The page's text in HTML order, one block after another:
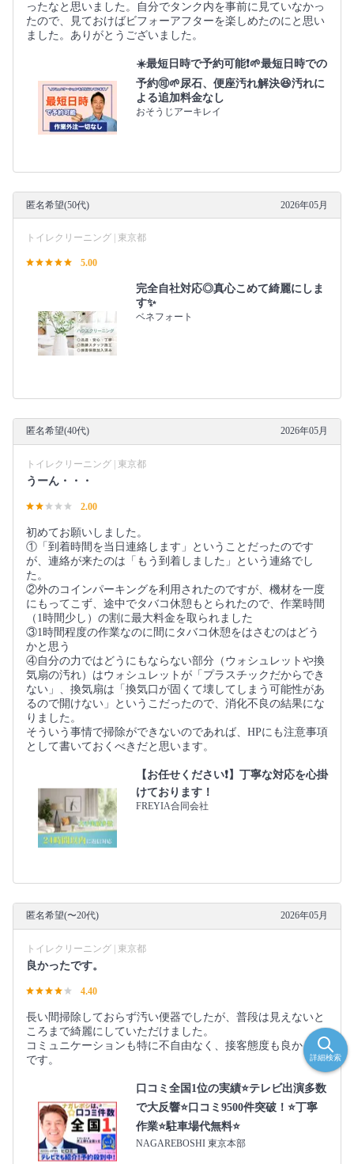
ったなと思いました。自分でタンク内を事前に見ていなかっ
たので、見ておけばビフォーアフターを楽しめたのにと思い
ました。ありがとうございました。
☀️最短日時で予約可能❗🌱最短日時での
予約🉑🌱尿石、便座汚れ解決😆汚れに
よる追加料金なし
おそうじアーキレイ
匿名希望(50代) 2026年05月
トイレクリーニング | 東京都
5.00
完全自社対応◎真心こめて綺麗にしま
す✨
ベネフォート
匿名希望(40代) 2026年05月
トイレクリーニング | 東京都
うーん・・・
2.00
初めてお願いしました。
①「到着時間を当日連絡します」ということだったのです
が、連絡が来たのは「もう到着しました」という連絡でし
た。
②外のコインパーキングを利用されたのですが、機材を一度
にもってこず、途中でタバコ休憩もとられたので、作業時間
（1時間少し）の割に最大料金を取られました
③1時間程度の作業なのに間にタバコ休憩をはさむのはどう
かと思う
④自分の力ではどうにもならない部分（ウォシュレットや換
気扇の汚れ）はウォシュレットが「プラスチックだからでき
ない」、換気扇は「換気口が固くて壊してしまう可能性があ
るので開けない」というこだったので、消化不良の結果にな
りました。
そういう事情で掃除ができないのであれば、HPにも注意事項
として書いておくべきだと思います。
【お任せください❗️】丁寧な対応を心掛
けております！
FREYIA合同会社
匿名希望(〜20代) 2026年05月
トイレクリーニング | 東京都
良かったです。
4.40
長い間掃除しておらず汚い便器でしたが、普段は見えないと
ころまで綺麗にしていただけました。
コミュニケーションも特に不自由なく、接客態度も良かった
です。
口コミ全国1位の実績⭐テレビ出演多数
で大反響⭐口コミ9500件突破！⭐丁寧
作業⭐駐車場代無料⭐
NAGAREBOSHI 東京本部
詳細検索